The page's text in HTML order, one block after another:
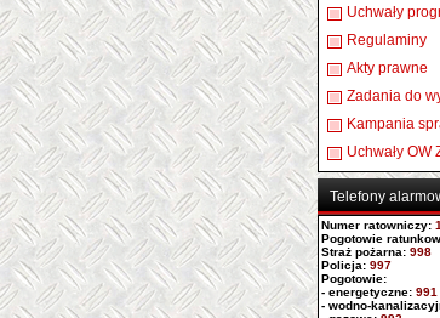
Uchwały
Regulaminy
Akty prawne
Zadania do
Kampania
Uchwały OW
Telefony
Numer ratowniczy:
Pogotowie
Straż pożarna: 998
Policja: 997
Pogotowie:
- energetyczne: 991
- wodno-